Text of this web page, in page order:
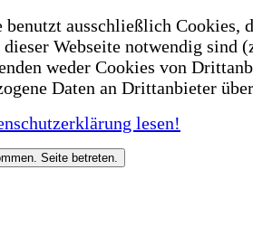
benutzt ausschließlich Cookies,
Webseite notwendig sind
weder Cookies von
Daten an Drittanbieter
lesen!
Seite betreten.